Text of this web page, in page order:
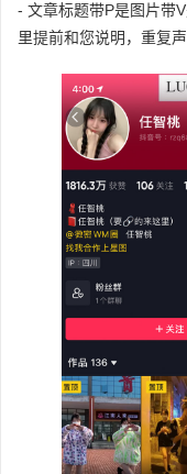
- 文章标题带P是图片带
里提前和您说明，重复